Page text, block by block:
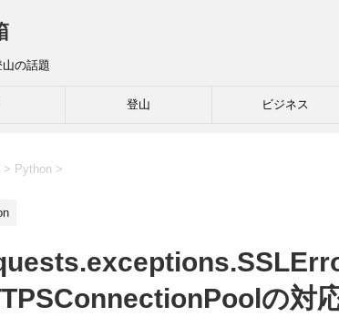
の話題
登山 ビジネス
> Python >
の対